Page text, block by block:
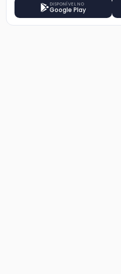
DISPONÍVEL NO
Google Play